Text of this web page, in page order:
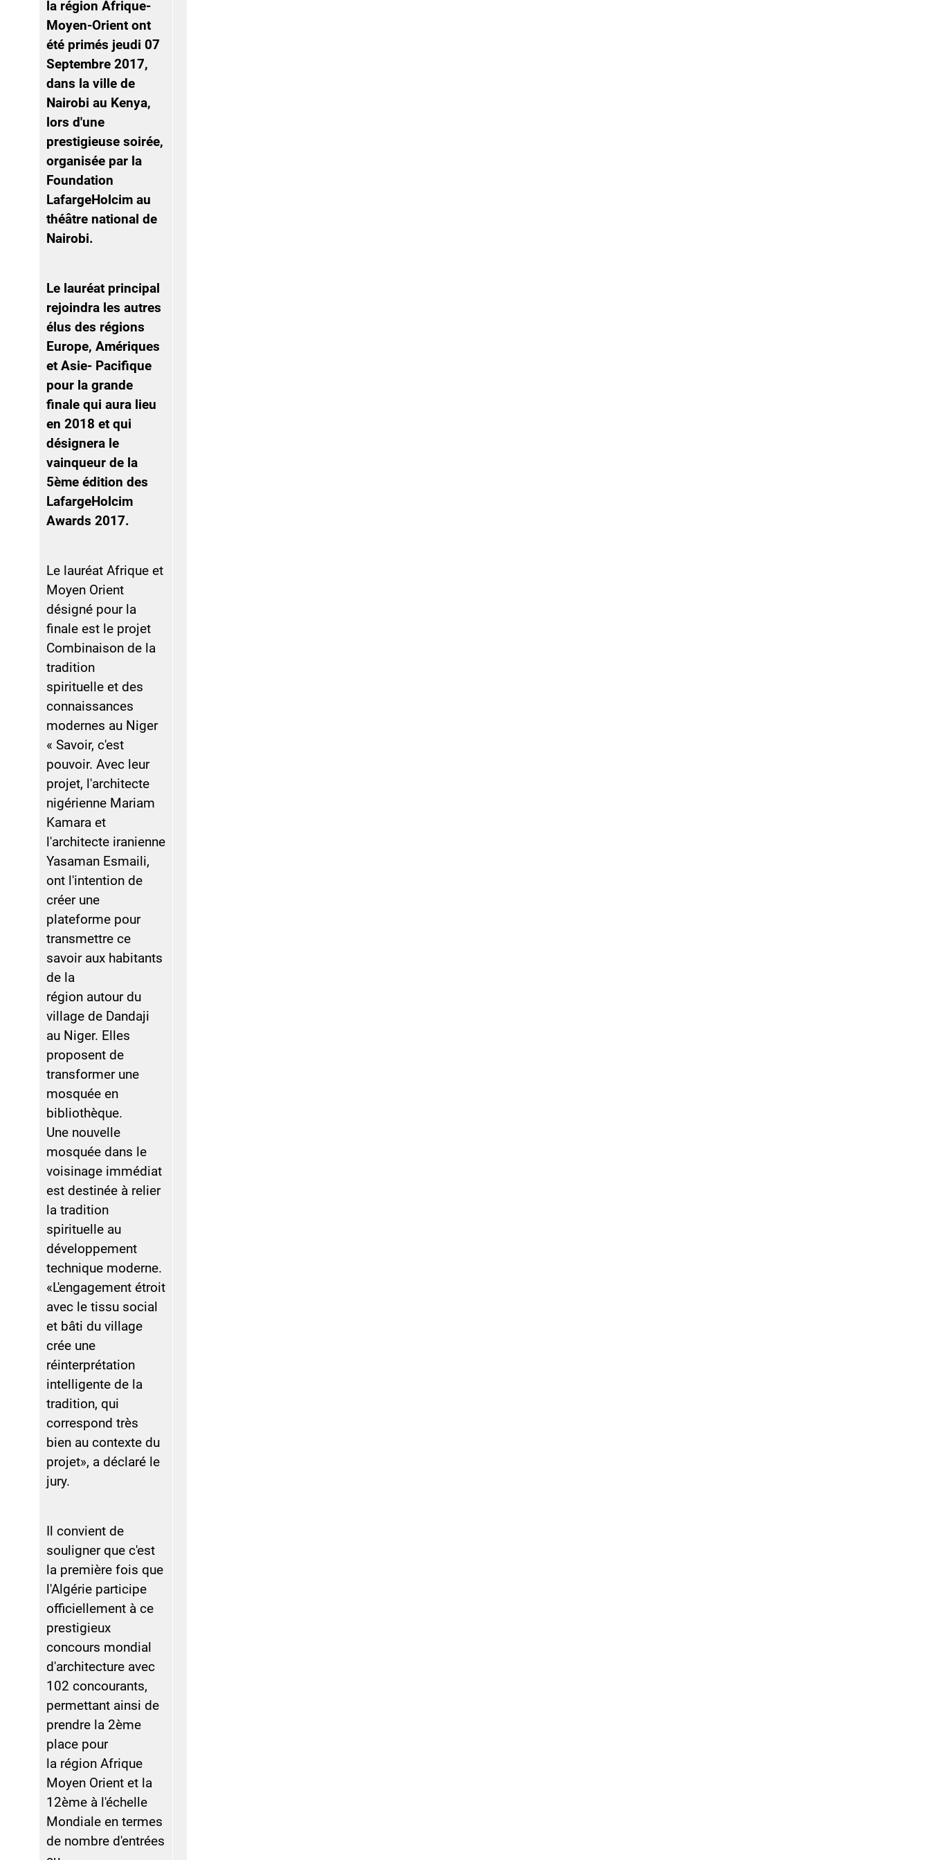
la région Afrique-
Moyen-Orient ont
été primés jeudi 07
Septembre 2017,
dans la ville de
Nairobi au Kenya,
lors d'une
prestigieuse soirée,
organisée par la
Foundation
LafargeHolcim au
théâtre national de
Nairobi.
Le lauréat principal
rejoindra les autres
élus des régions
Europe, Amériques
et Asie- Pacifique
pour la grande
finale qui aura lieu
en 2018 et qui
désignera le
vainqueur de la
5ème édition des
LafargeHolcim
Awards 2017.
Le lauréat Afrique et
Moyen Orient
désigné pour la
finale est le projet
Combinaison de la
tradition
spirituelle et des
connaissances
modernes au Niger
« Savoir, c'est
pouvoir. Avec leur
projet, l'architecte
nigérienne Mariam
Kamara et
l'architecte iranienne
Yasaman Esmaili,
ont l'intention de
créer une
plateforme pour
transmettre ce
savoir aux habitants
de la
région autour du
village de Dandaji
au Niger. Elles
proposent de
transformer une
mosquée en
bibliothèque.
Une nouvelle
mosquée dans le
voisinage immédiat
est destinée à relier
la tradition
spirituelle au
développement
technique moderne.
«L'engagement étroit
avec le tissu social
et bâti du village
crée une
réinterprétation
intelligente de la
tradition, qui
correspond très
bien au contexte du
projet», a déclaré le
jury.
Il convient de
souligner que c'est
la première fois que
l'Algérie participe
officiellement à ce
prestigieux
concours mondial
d'architecture avec
102 concourants,
permettant ainsi de
prendre la 2ème
place pour
la région Afrique
Moyen Orient et la
12ème à l'échelle
Mondiale en termes
de nombre d'entrées